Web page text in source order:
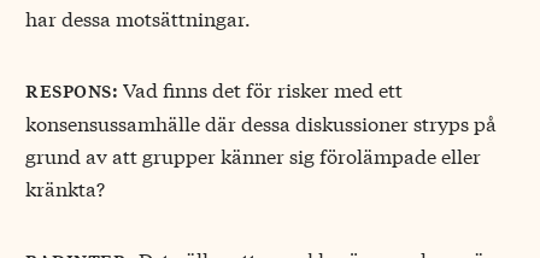
har dessa motsättningar.
respons: Vad finns det för risker med ett
konsensussamhälle där dessa diskussioner stryps på
grund av att grupper känner sig förolämpade eller
kränkta?